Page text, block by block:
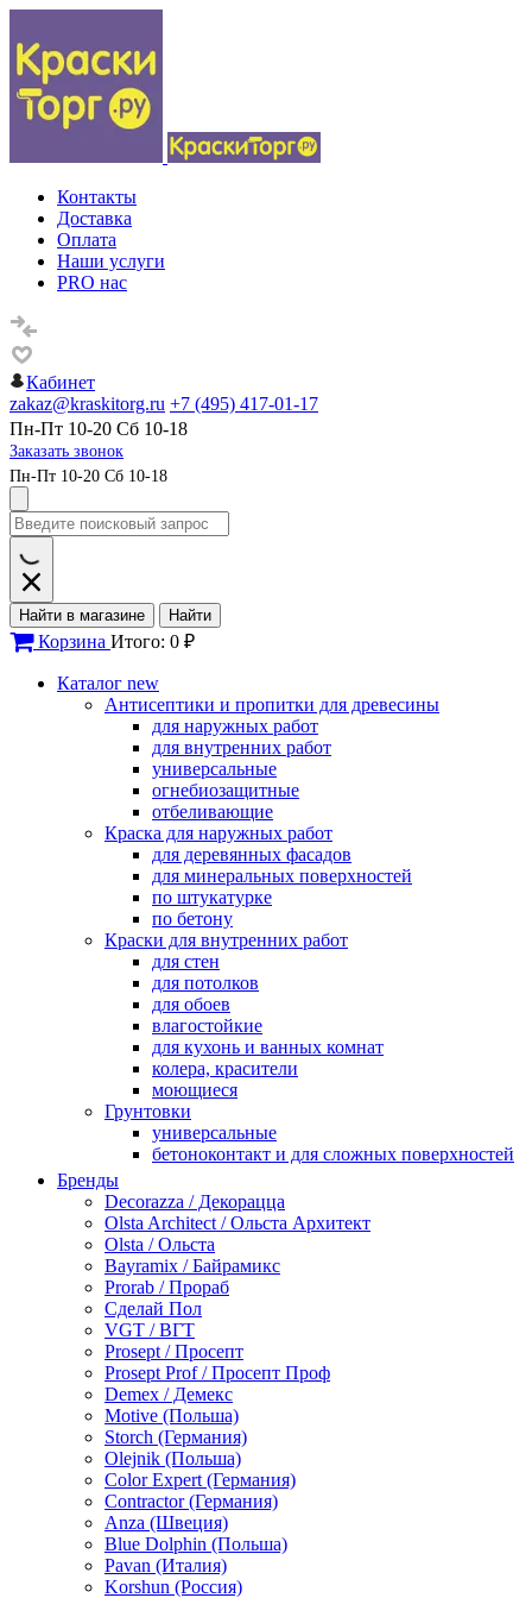
Контакты
Доставка
Оплата
Наши услуги
PRO нас
Кабинет
zakaz@kraskitorg.ru +7 (495) 417-01-17
Пн-Пт 10-20 Сб 10-18
Заказать звонок
Пн-Пт 10-20 Сб 10-18
Найти в магазине Найти
Корзина Итого: 0 ₽
Каталог new
Антисептики и пропитки для древесины
для наружных работ
для внутренних работ
универсальные
огнебиозащитные
отбеливающие
Краска для наружных работ
для деревянных фасадов
для минеральных поверхностей
по штукатурке
по бетону
Краски для внутренних работ
для стен
для потолков
для обоев
влагостойкие
для кухонь и ванных комнат
колера, красители
моющиеся
Грунтовки
универсальные
бетоноконтакт и для сложных поверхностей
по металлу
антикорозийные
под декоративные штукатурки
для гипсокартона
под штукатурку
Герметик
акриловые
силиконовые универсальные, нейтральные
силиконовые санитарные (антигрибковые)
шовные для срубов
для кровли
для каминов
полиуретановые
Декоративные штукатурки и краски
краски для декора, патина
мокрый шелк
венецианские (эффект мрамора)
песок (эффект песчаных вихрей)
декоративная шпаклевка
Бренды
Decorazza / Декорацца
Olsta Architect / Ольста Архитект
Olsta / Ольста
Bayramix / Байрамикс
Prorab / Прораб
Сделай Пол
VGT / ВГТ
Prosept / Просепт
Prosept Prof / Просепт Проф
Demex / Демекс
Motive (Польша)
Storch (Германия)
Olejnik (Польша)
Color Expert (Германия)
Contractor (Германия)
Anza (Швеция)
Blue Dolphin (Польша)
Pavan (Италия)
Korshun (Россия)